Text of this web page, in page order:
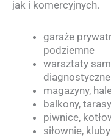
jak i komercyjnych.
garaże
podziemne
warsztaty
diagnostyczne
magazyny,
balkony,
piwnice,
siłownie,